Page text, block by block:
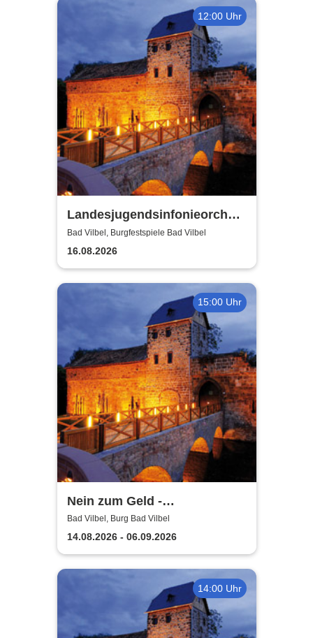
12:00 Uhr
Landesjugendsinfonieorchester
Hessen - Burgfestspiele Bad
Vilbel
Bad Vilbel, Burgfestspiele Bad Vilbel
16.08.2026
15:00 Uhr
Nein zum Geld -
Burgfestspiele Bad Vilbel
Bad Vilbel, Burg Bad Vilbel
14.08.2026 - 06.09.2026
14:00 Uhr